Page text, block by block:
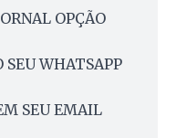
OPÇÃO
SEU WHATSAPP
SEU EMAIL